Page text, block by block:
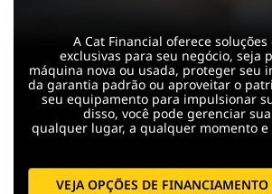
A Cat Financial oferece
exclusivas para seu negócio, seja
máquina nova ou usada, proteger seu
da garantia padrão ou aproveitar o
seu equipamento para impulsionar
disso, você pode gerenciar
qualquer lugar, a qualquer momento
VEJA OPÇÕES DE FINANCIAMENTO